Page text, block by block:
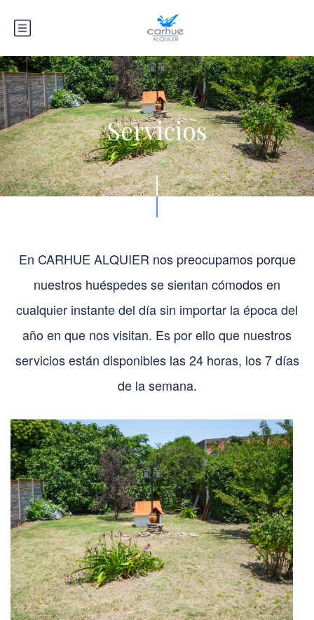
Servicios
En CARHUE ALQUIER nos preocupamos porque
nuestros huéspedes se sientan cómodos en
cualquier instante del día sin importar la época del
año en que nos visitan. Es por ello que nuestros
servicios están disponibles las 24 horas, los 7 días
de la semana.